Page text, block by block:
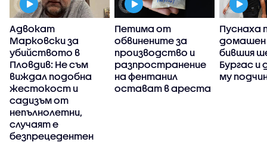
Адвокат
Марковски за
убийството в
Пловдив: Не съм
виждал подобна
жестокост и
садизъм от
непълнолетни,
случаят е
безпрецедентен
Петима от
обвинените за
производство и
разпространение
на фентанил
остават в ареста
Пуснаха
бившия
Бургас
му